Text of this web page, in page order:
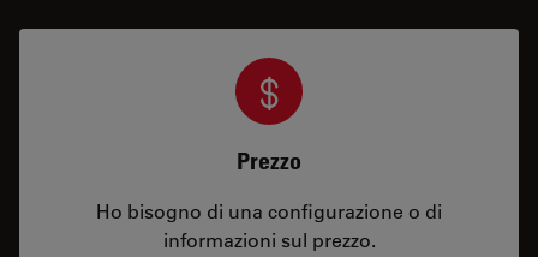
Prezzo
Ho bisogno di una configurazione o di
informazioni sul prezzo.